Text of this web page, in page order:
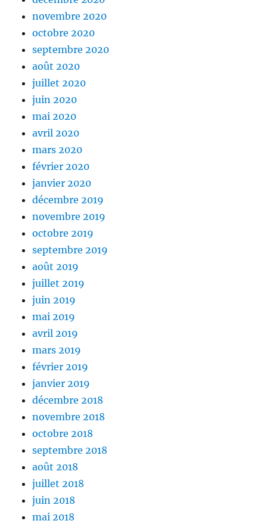
novembre 2020
octobre 2020
septembre 2020
août 2020
juillet 2020
juin 2020
mai 2020
avril 2020
mars 2020
février 2020
janvier 2020
décembre 2019
novembre 2019
octobre 2019
septembre 2019
août 2019
juillet 2019
juin 2019
mai 2019
avril 2019
mars 2019
février 2019
janvier 2019
décembre 2018
novembre 2018
octobre 2018
septembre 2018
août 2018
juillet 2018
juin 2018
mai 2018